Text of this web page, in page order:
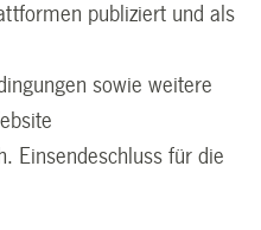
publiziert und als
sowie weitere
Einsendeschluss für die